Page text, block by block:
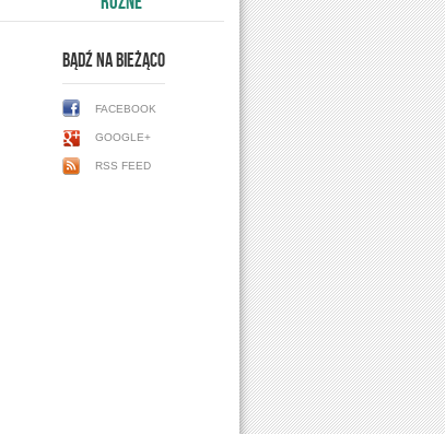
BĄDŹ NA BIEŻĄCO
FACEBOOK
GOOGLE+
RSS FEED